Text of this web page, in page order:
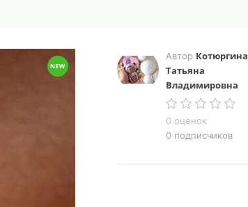
Автор Котюргина
Татьяна
Владимировна
0 оценок
0 подписчиков